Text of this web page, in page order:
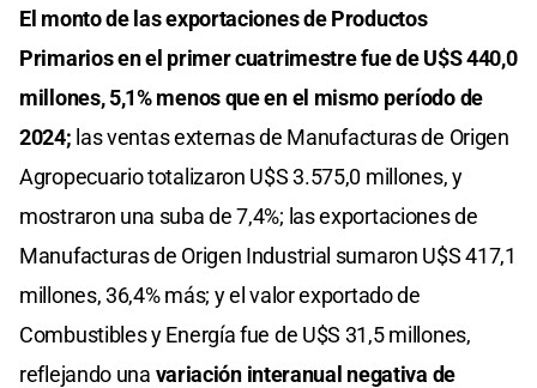
El monto de las exportaciones de Productos
Primarios en el primer cuatrimestre fue de U$S 440,0
millones, 5,1% menos que en el mismo período de
2024; las ventas externas de Manufacturas de Origen
Agropecuario totalizaron U$S 3.575,0 millones, y
mostraron una suba de 7,4%; las exportaciones de
Manufacturas de Origen Industrial sumaron U$S 417,1
millones, 36,4% más; y el valor exportado de
Combustibles y Energía fue de U$S 31,5 millones,
reflejando una variación interanual negativa de